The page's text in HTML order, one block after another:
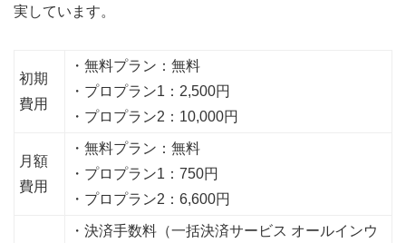
実しています。
初期
費用
・無料プラン：無料
・プロプラン1：2,500円
・プロプラン2：10,000円
月額
費用
・無料プラン：無料
・プロプラン1：750円
・プロプラン2：6,600円
・決済手数料（一括決済サービス オールインウ